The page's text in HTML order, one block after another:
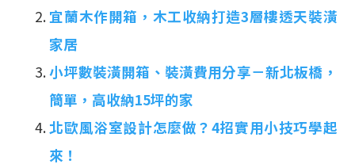
宜蘭木作開箱，木工收納打造3層樓透天裝潢
家居
小坪數裝潢開箱、裝潢費用分享－新北板橋，
簡單，高收納15坪的家
北歐風浴室設計怎麼做？4招實用小技巧學起
來！